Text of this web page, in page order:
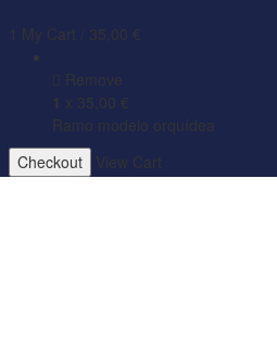
My Cart / 35,00
Remove
1 x 35,00
Ramo modelo orquídea
Checkout
View Cart